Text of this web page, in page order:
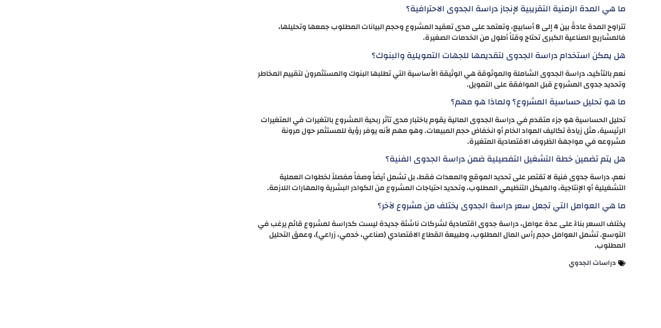
ما هي المدة الزمنية التقريبية لإنجاز دراسة الجدوى الاحترافية؟
تتراوح المدة عادةً بين 4 إلى 8 أسابيع، وتعتمد على مدى تعقيد المشروع وحجم البيانات المطلوب جمعها وتحليلها،
فالمشاريع الصناعية الكبرى تحتاج وقتاً أطول من الخدمات الصغيرة.
هل يمكن استخدام دراسة الجدوى لتقديمها للجهات التمويلية والبنوك؟
نعم بالتأكيد، دراسة الجدوى الشاملة والموثوقة هي الوثيقة الأساسية التي تطلبها البنوك والمستثمرون لتقييم المخاطر
وتحديد جدوى المشروع قبل الموافقة على التمويل.
ما هو تحليل حساسية المشروع؟ ولماذا هو مهم؟
تحليل الحساسية هو جزء متقدم في دراسة الجدوى المالية يقوم باختبار مدى تأثر ربحية المشروع بالتغيرات في المتغيرات
الرئيسية، مثل زيادة تكاليف المواد الخام أو انخفاض حجم المبيعات. وهو مهم لأنه يوفر رؤية للمستثمر حول مرونة
مشروعه في مواجهة الظروف الاقتصادية المتغيرة.
هل يتم تضمين خطة التشغيل التفصيلية ضمن دراسة الجدوى الفنية؟
نعم، دراسة جدوى فنية لا تقتصر على تحديد الموقع والمعدات فقط، بل تشمل أيضاً وصفاً مفصلاً لخطوات العملية
التشغيلية أو الإنتاجية، والهيكل التنظيمي المطلوب، وتحديد احتياجات المشروع من الكوادر البشرية والمهارات اللازمة.
ما هي العوامل التي تجعل سعر دراسة الجدوى يختلف من مشروع لآخر؟
يختلف السعر بناءً على عدة عوامل، دراسة جدوى اقتصادية لشركات ناشئة جديدة ليست كدراسة لمشروع قائم يرغب في
التوسع. تشمل العوامل حجم رأس المال المطلوب، وطبيعة القطاع الاقتصادي (صناعي، خدمي، زراعي)، وعمق التحليل
المطلوب.
دراسات الجدوي